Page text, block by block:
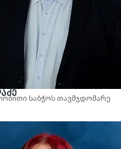
საბჭოს თავმჯდომარე